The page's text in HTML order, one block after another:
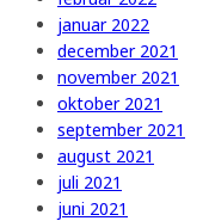
januar 2022
december 2021
november 2021
oktober 2021
september 2021
august 2021
juli 2021
juni 2021